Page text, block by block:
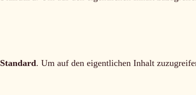
Standard. Um auf den eigentlichen Inhalt